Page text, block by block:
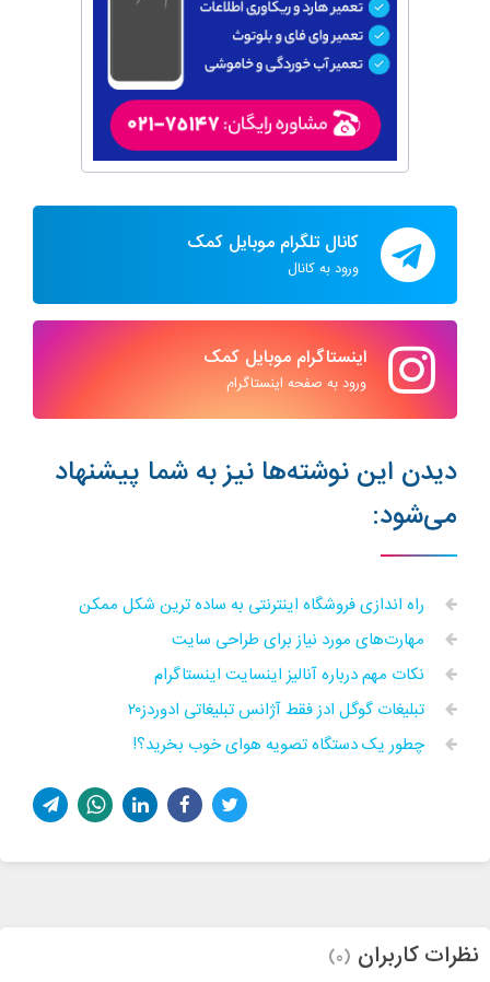
کانال تلگرام موبایل کمک
ورود به کانال
اینستاگرام موبایل کمک
ورود به صفحه اینستاگرام
دیدن این نوشته‌ها نیز به شما پیشنهاد
می‌شود:
راه اندازی فروشگاه اینترنتی به ساده ترین شکل ممکن
مهارت‌های مورد نیاز برای طراحی سایت
نکات مهم درباره آنالیز اینسایت اینستاگرام
تبلیغات گوگل ادز فقط آژانس تبلیغاتی ادوردز۲۰
چطور یک دستگاه تصویه هوای خوب بخرید؟!
نظرات کاربران (0)